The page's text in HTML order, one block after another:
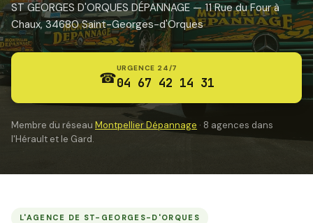
ST GEORGES D'ORQUES DÉPANNAGE — 11 Rue du Four à
Chaux, 34680 Saint-Georges-d'Orques
☎
URGENCE 24/7
04 67 42 14 31
Membre du réseau Montpellier Dépannage · 8 agences dans
l'Hérault et le Gard.
L'AGENCE DE ST-GEORGES-D'ORQUES